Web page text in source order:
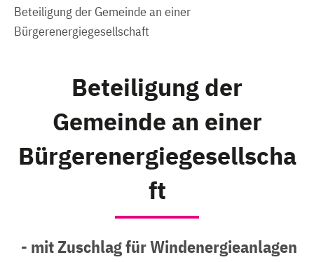
Beteiligung der Gemeinde an einer
Bürgerenergiegesellschaft
Beteiligung der
Gemeinde an einer
Bürgerenergiegesellscha
ft
- mit Zuschlag für Windenergieanlagen